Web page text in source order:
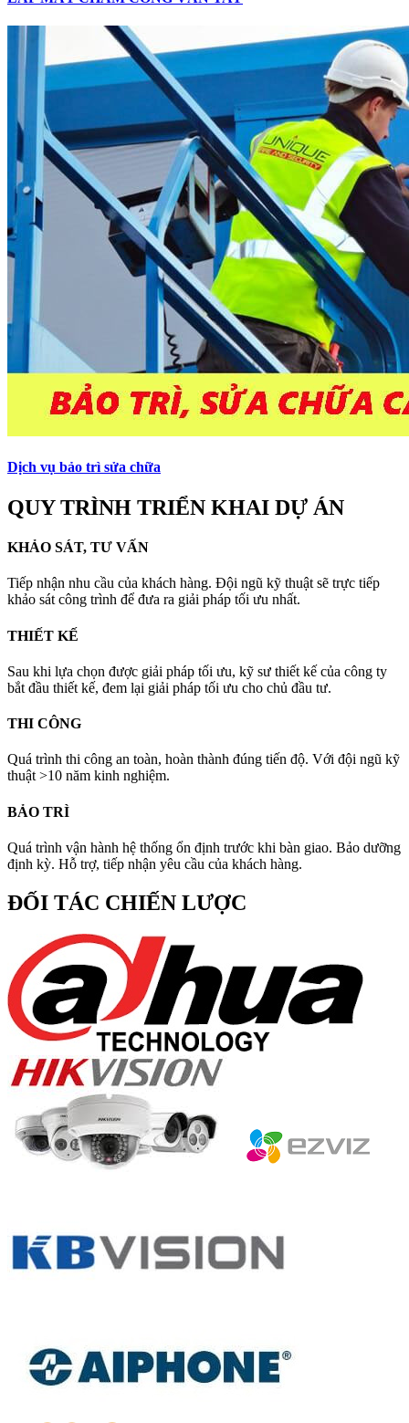
Dịch vụ bảo trì sửa chữa
QUY TRÌNH TRIỂN KHAI DỰ ÁN
KHẢO SÁT, TƯ VẤN
Tiếp nhận nhu cầu của khách hàng. Đội ngũ kỹ thuật sẽ trực tiếp
khảo sát công trình để đưa ra giải pháp tối ưu nhất.
THIẾT KẾ
Sau khi lựa chọn được giải pháp tối ưu, kỹ sư thiết kế của công ty
bắt đầu thiết kế, đem lại giải pháp tối ưu cho chủ đầu tư.
THI CÔNG
Quá trình thi công an toàn, hoàn thành đúng tiến độ. Với đội ngũ kỹ
thuật >10 năm kinh nghiệm.
BẢO TRÌ
Quá trình vận hành hệ thống ổn định trước khi bàn giao. Bảo dưỡng
định kỳ. Hỗ trợ, tiếp nhận yêu cầu của khách hàng.
ĐỐI TÁC CHIẾN LƯỢC